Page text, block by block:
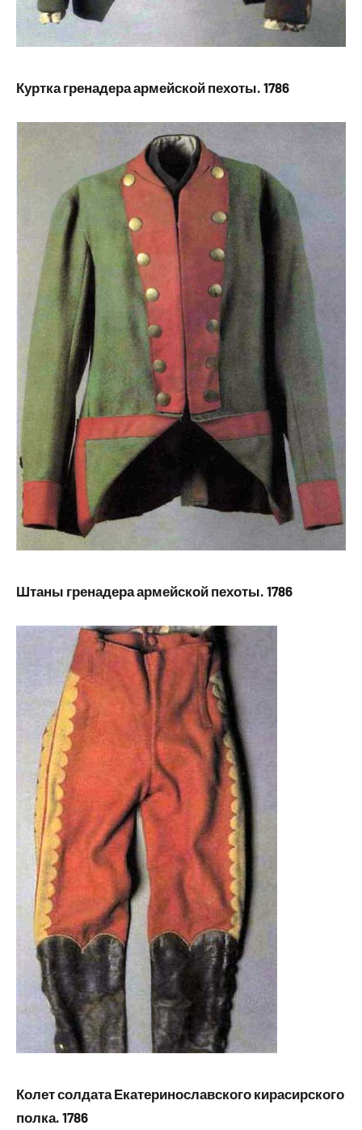
Куртка гренадера армейской пехоты. 1786
Штаны гренадера армейской пехоты. 1786
Колет солдата Екатеринославского кирасирского
полка. 1786